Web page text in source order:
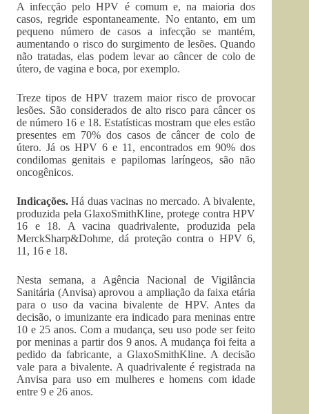
A infecção pelo HPV é comum e, na maioria dos
casos, regride espontaneamente. No entanto, em um
pequeno número de casos a infecção se mantém,
aumentando o risco do surgimento de lesões. Quando
não tratadas, elas podem levar ao câncer de colo de
útero, de vagina e boca, por exemplo.
Treze tipos de HPV trazem maior risco de provocar
lesões. São considerados de alto risco para câncer os
de número 16 e 18. Estatísticas mostram que eles estão
presentes em 70% dos casos de câncer de colo de
útero. Já os HPV 6 e 11, encontrados em 90% dos
condilomas genitais e papilomas laríngeos, são não
oncogênicos.
Indicações.Há duas vacinas no mercado. A bivalente,
produzida pela GlaxoSmithKline, protege contra HPV
16 e 18. A vacina quadrivalente, produzida pela
MerckSharp&Dohme, dá proteção contra o HPV 6,
11, 16 e 18.
Nesta semana, a Agência Nacional de Vigilância
Sanitária (Anvisa) aprovou a ampliação da faixa etária
para o uso da vacina bivalente de HPV. Antes da
decisão, o imunizante era indicado para meninas entre
10 e 25 anos. Com a mudança, seu uso pode ser feito
por meninas a partir dos 9 anos. A mudança foi feita a
pedido da fabricante, a GlaxoSmithKline. A decisão
vale para a bivalente. A quadrivalente é registrada na
Anvisa para uso em mulheres e homens com idade
entre 9 e 26 anos.